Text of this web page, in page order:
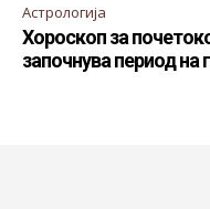
Астрологија
Хороскоп за
започнува период